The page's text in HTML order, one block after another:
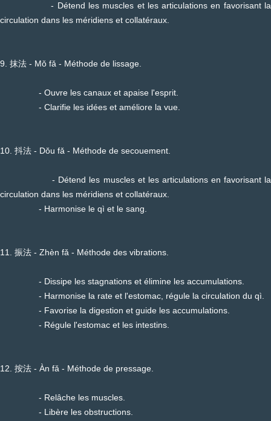
- Détend les muscles et les articulations en favorisant la
circulation dans les méridiens et collatéraux.
9. 抹法 - Mǒ fǎ - Méthode de lissage.
- Ouvre les canaux et apaise l'esprit.
- Clarifie les idées et améliore la vue.
10. 抖法 - Dǒu fǎ - Méthode de secouement.
- Détend les muscles et les articulations en favorisant la
circulation dans les méridiens et collatéraux.
- Harmonise le qì et le sang.
11. 振法 - Zhèn fǎ - Méthode des vibrations.
- Dissipe les stagnations et élimine les accumulations.
- Harmonise la rate et l'estomac, régule la circulation du qì.
- Favorise la digestion et guide les accumulations.
- Régule l'estomac et les intestins.
12. 按法 - Àn fǎ - Méthode de pressage.
- Relâche les muscles.
- Libère les obstructions.